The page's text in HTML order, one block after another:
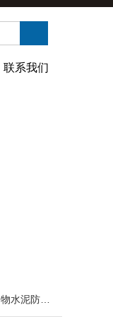
联系我们
涂料搅拌机